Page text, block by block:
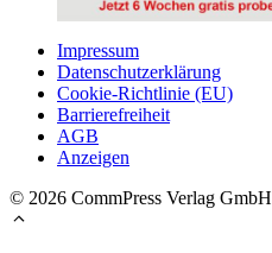
Impressum
Datenschutzerklärung
Cookie-Richtlinie (EU)
Barrierefreiheit
AGB
Anzeigen
© 2026 CommPress Verlag GmbH